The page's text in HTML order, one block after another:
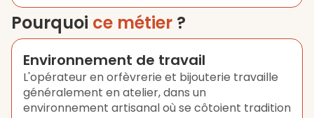
Pourquoi ce métier ?
Environnement de travail
L'opérateur en orfèvrerie et bijouterie travaille
généralement en atelier, dans un
environnement artisanal où se côtoient tradition